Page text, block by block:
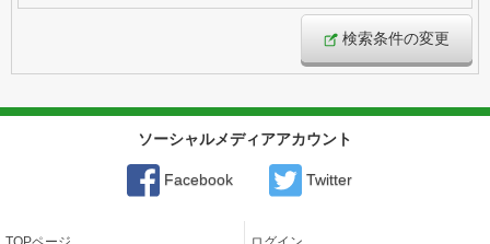
検索条件の変更
ソーシャルメディアアカウント
Facebook Twitter